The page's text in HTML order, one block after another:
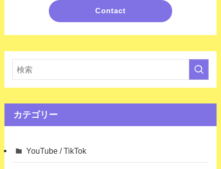
Contact
カテゴリー
YouTube / TikTok